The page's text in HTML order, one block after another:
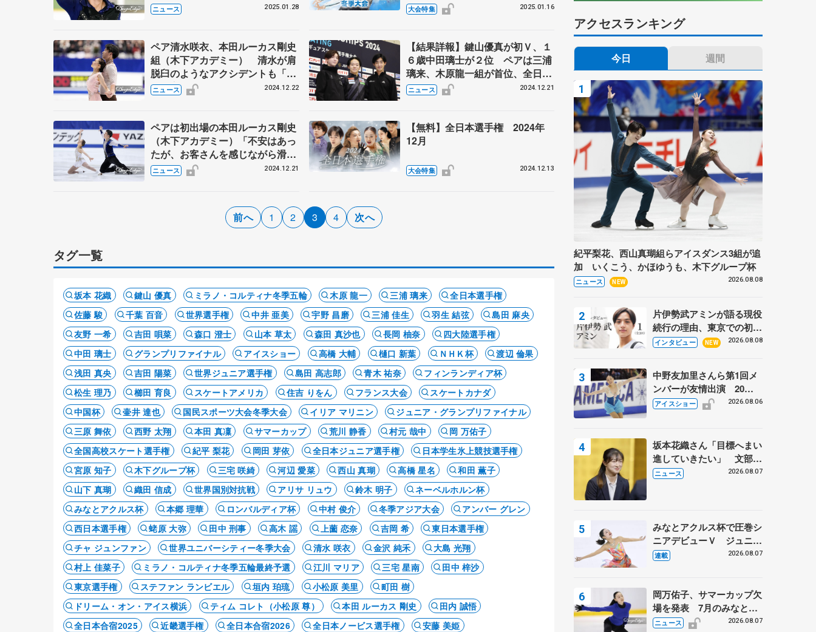
ニュース 2025.01.28 大会特集 2025.01.16
ペア清水咲衣、本田ルーカス剛史
組（木下アカデミー） 清水が肩
脱臼のようなアクシデントも「痛
みを忘れるくらい集中して何とか
やった」
ニュース 2024.12.22
【結果詳報】鍵山優真が初Ｖ、１
６歳中田璃士が２位 ペアは三浦
璃来、木原龍一組が首位、全日本
フィギュア
ニュース 2024.12.21
ペアは初出場の本田ルーカス剛史
（木下アカデミー）「不安はあっ
たが、お客さんを感じながら滑れ
たので良かった」 SP54.22で３位
発進
ニュース 2024.12.21
【無料】全日本選手権 2024年
12月
大会特集 2024.12.13
前へ 1 2 3 4 次へ
タグ一覧
坂本 花織 鍵山 優真 ミラノ・コルティナ冬季五輪 木原 龍一 三浦 璃来
全日本選手権
佐藤 駿
千葉 百音 世界選手権 中井 亜美 宇野 昌磨 三浦 佳生 羽生 結弦
島田 麻央
友野 一希
吉田 唄菜 森口 澄士 山本 草太 森田 真沙也 長岡 柚奈
四大陸選手権
中田 璃士
グランプリファイナル アイスショー 高橋 大輔 樋口 新葉 ＮＨＫ杯
渡辺 倫果
浅田 真央
吉田 陽菜 世界ジュニア選手権 島田 高志郎 青木 祐奈
フィンランディア杯
松生 理乃
櫛田 育良 スケートアメリカ 住吉 りをん フランス大会
スケートカナダ
中国杯
壷井 達也 国民スポーツ大会冬季大会 イリア マリニン
ジュニア・グランプリファイナル
三原 舞依
西野 太翔 本田 真凜 サマーカップ 荒川 静香 村元 哉中
岡 万佑子
全国高校スケート選手権
紀平 梨花 岡田 芽依 全日本ジュニア選手権
日本学生氷上競技選手権
宮原 知子
木下グループ杯 三宅 咲綺 河辺 愛菜 西山 真瑚 高橋 星名
和田 薫子
山下 真瑚
織田 信成 世界国別対抗戦 アリサ リュウ 鈴木 明子
ネーベルホルン杯
みなとアクルス杯
本郷 理華 ロンバルディア杯 中村 俊介 冬季アジア大会
アンバー グレン
西日本選手権
蛯原 大弥 田中 刑事 高木 謡 上薗 恋奈 吉岡 希
東日本選手権
チャ ジュンファン
世界ユニバーシティー冬季大会 清水 咲衣 金沢 純禾
大島 光翔
村上 佳菜子
ミラノ・コルティナ冬季五輪最終予選 江川 マリア 三宅 星南
田中 梓沙
東京選手権
ステファン ランビエル 垣内 珀琉 小松原 美里
町田 樹
ドリーム・オン・アイス横浜
ティム コレト（小松原 尊） 本田 ルーカス 剛史
田内 誠悟
全日本合宿2025
近畿選手権 全日本合宿2026 全日本ノービス選手権
安藤 美姫
アクセスランキング
今日 週間
紀平梨花、西山真瑚組らアイスダンス3組が追
加 いくこう、かほゆうも、木下グループ杯
ニュース NEW 2026.08.08
片伊勢武アミンが語る現役
続行の理由、東京での初め
ての一人暮らし 注目スケ
インタビュー NEW 2026.08.08
中野友加里さんら第1回メ
ンバーが友情出演 20周
年の「フレンズオンアイ
アイスショー 2026.08.06
坂本花織さん「目標へまい
進していきたい」 文部科
学省スポーツ表彰式で代表
ニュース 2026.08.07
みなとアクルス杯で圧巻シ
ニアデビューＶ ジュニア
で４シーズン無敗の島田麻
連載 2026.08.07
岡万佑子、サマーカップ欠
場を発表 7月のみなとア
クルス杯は腰痛の影響で
ニュース 2026.08.07